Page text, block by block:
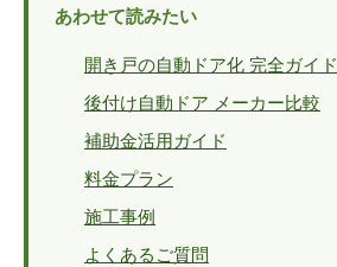
あわせて読みたい
開き戸の自動ドア化 完全ガイド
後付け自動ドア メーカー比較
補助金活用ガイド
料金プラン
施工事例
よくあるご質問